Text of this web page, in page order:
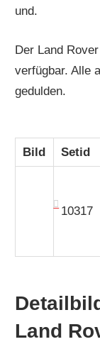
und.
Der Land
verfügbar. Alle
gedulden.
Bild Setid
10317
Land